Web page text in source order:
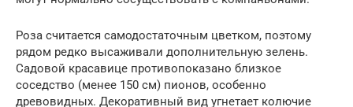
Роза считается самодостаточным цветком, поэтому
рядом редко высаживали дополнительную зелень.
Садовой красавице противопоказано близкое
соседство (менее 150 см) пионов, особенно
древовидных. Декоративный вид угнетает колючие